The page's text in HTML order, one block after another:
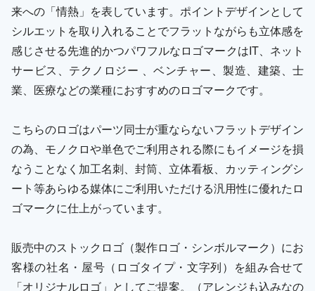
来への「情熱」を表しています。ポイントデザインとして
シルエットを取り入れることでフラットながらも立体感を
感じさせる先進的かつパワフルなロゴマークはIT、ネット
サービス、テクノロジー 、ベンチャー、製造、建築、士
業、医療などの業種におすすめのロゴマークです。
こちらのロゴはパーツ同士が重ならないフラットデザイン
の為、モノクロや単色でご利用される際にもイメージを損
なうことなく加工名刺、封筒、立体看板、カッティングシ
ート等あらゆる媒体にご利用いただける汎用性に優れたロ
ゴマークに仕上がっています。
販売中のストックロゴ（製作ロゴ・シンボルマーク）にお
客様の社名・屋号（ロゴタイプ・文字列）を組み合せて
「オリジナルロゴ」としてご提案。（アレンジも込みなの